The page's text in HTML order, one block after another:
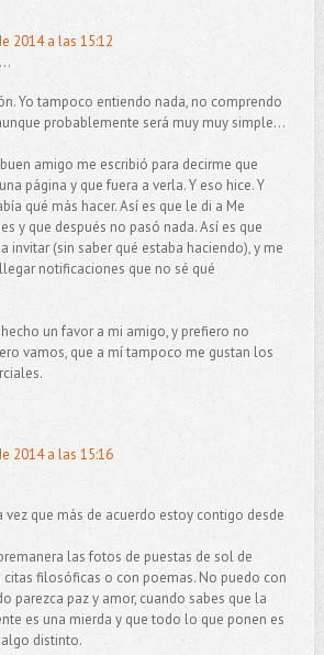
2014 a las 15:12
Yo tampoco entiendo nada, no comprendo
probablemente será muy muy simple...
amigo me escribió para decirme que
página y que fuera a verla. Y eso hice. Y
qué más hacer. Así es que le di a Me
y que después no pasó nada. Así es que
invitar (sin saber qué estaba haciendo), y me
notificaciones que no sé qué
un favor a mi amigo, y prefiero no
vamos, que a mí tampoco me gustan los
2014 a las 15:16
vez que más de acuerdo estoy contigo desde
las fotos de puestas de sol de
citas filosóficas o con poemas. No puedo con
parezca paz y amor, cuando sabes que la
es una mierda y que todo lo que ponen es
distinto.